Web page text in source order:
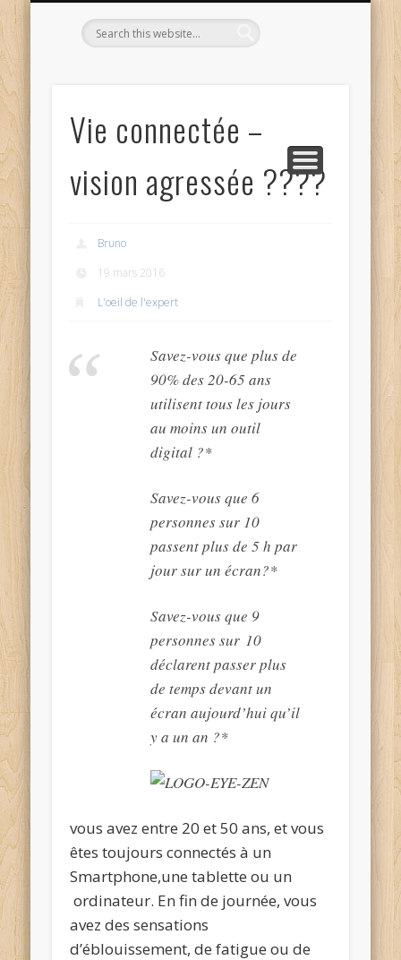
Vie connectée –
vision agressée ????
Bruno
19 mars 2016
L'oeil de l'expert
Savez-vous que plus de
90% des 20-65 ans
utilisent tous les jours
au moins un outil
digital ?*
Savez-vous que 6
personnes sur 10
passent plus de 5 h par
jour sur un écran?*
Savez-vous que 9
personnes sur 10
déclarent passer plus
de temps devant un
écran aujourd’hui qu’il
y a un an ?*
vous avez entre 20 et 50 ans, et vous
êtes toujours connectés à un
Smartphone,une tablette ou un
ordinateur. En fin de journée, vous
avez des sensations
d’éblouissement, de fatigue ou de